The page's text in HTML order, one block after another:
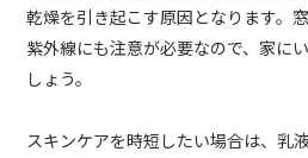
乾燥を引き起こす原因となります。
紫外線にも注意が必要なので、家に
しょう。
スキンケアを時短したい場合は、乳